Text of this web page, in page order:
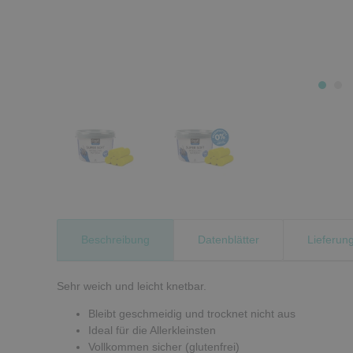
Beschreibung Datenblätter
Sehr weich und leicht knetbar.
Bleibt geschmeidig und trocknet nicht aus
Ideal für die Allerkleinsten
Vollkommen sicher (glutenfrei)